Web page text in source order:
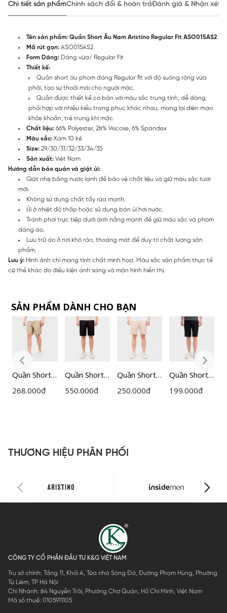
Chi tiết sản phẩmChính sách đổi & hoàn trảĐánh giá & Nhận xét
Tên sản phẩm: Quần Short Âu Nam Aristino Regular Fit ASO015AS2
Mã rút gọn: ASO015AS2
Form Dáng: Dáng vừa/ Regular Fit
Thiết kế:
Quần short âu phom dáng Regular fit với độ suông rộng vừa
phải, tạo sự thoải mái cho người mặc.
Quần được thiết kế cơ bản với màu sắc trung tính, dễ dàng
phối hợp với nhiều kiểu trang phục khác nhau, mang lại diện mạo
khỏe khoắn, trẻ trung khi mặc.
Chất liệu: 66% Polyester, 28% Viscose, 6% Spandex
Màu sắc: Xám 10 kẻ
Size: 29/30/31/32/33/34/35
Sản xuất: Việt Nam
Hướng dẫn bảo quản và giặt ủi:
Giặt nhẹ bằng nước lạnh để bảo vệ chất liệu và giữ màu sắc tươi
mới.
Không sử dụng chất tẩy rửa mạnh.
Ủi ở nhiệt độ thấp hoặc sử dụng bàn ủi hơi nước.
Tránh phơi trực tiếp dưới ánh nắng mạnh để giữ màu sắc và phom
dáng áo.
Lưu trữ áo ở nơi khô ráo, thoáng mát để duy trì chất lượng sản
phẩm.
Lưu ý: Hình ảnh chỉ mang tính chất minh họa. Màu sắc sản phẩm thực tế
có thể khác do điều kiện ánh sáng và màn hình hiển thị.
SẢN PHẨM DÀNH CHO BẠN
Quần Short
Nam
268.000đ
Quần Short
Nam
550.000đ
Quần Short
Nam
250.000đ
Quần Short
thể thao cạp
199.000đ
THƯƠNG HIỆU PHÂN PHỐI
CÔNG TY CỔ PHẦN ĐẦU TƯ K&G VIỆT NAM
Trụ sở chính: Tầng 11, Khối A, Tòa nhà Sông Đà, Đường Phạm Hùng, Phường
Từ Liêm, TP Hà Nội
Chi Nhánh: 84 Nguyễn Trãi, Phường Chợ Quán, Hồ Chí Minh, Việt Nam
Mã số thuế: 0105911105